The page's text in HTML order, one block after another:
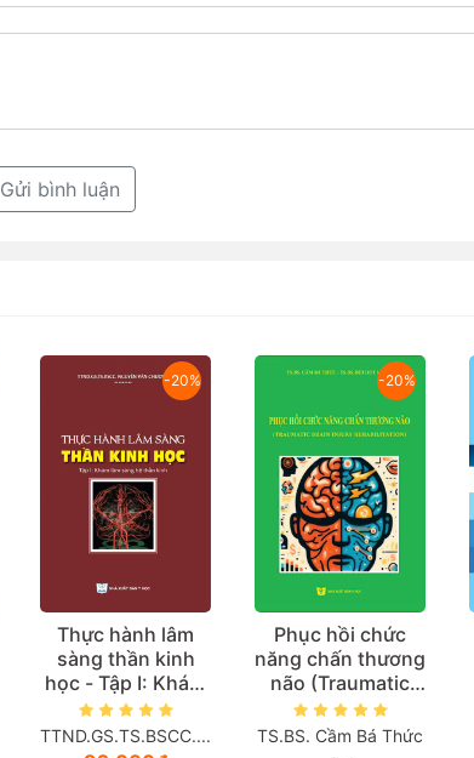
Gửi bình luận
-20%
Thực hành lâm
sàng thần kinh
học - Tập I: Khám
lâm sàng hệ thần
kinh
TTND.GS.TS.BSCC....
-20%
Phục hồi chức
năng chấn thương
não (Traumatic
Brain Injury
Rehabilitation)
TS.BS. Cầm Bá Thức